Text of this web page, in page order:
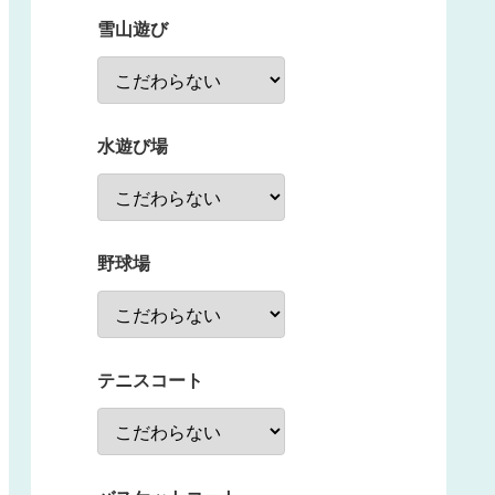
雪山遊び
水遊び場
野球場
テニスコート